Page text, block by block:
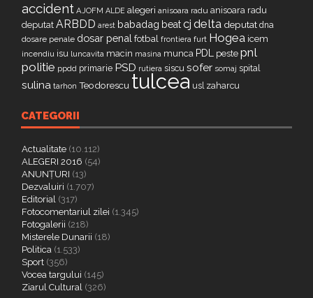
accident AJOFM ALDE alegeri anisoara radu anisoara radu
deputat ARBDD arest babadag beatcj delta deputat dna
dosare penale dosar penal fotbal frontiera furt Hogea icem
incendiu isu luncavita macin masina munca PDL peste pnl
politie ppdd primarie PSD rutiera siscu sofer somaj spital
sulina tarhon Teodorescu tulcea usl zaharcu
CATEGORII
Actualitate (10.112)
ALEGERI 2016 (54)
ANUNȚURI (13)
Dezvaluiri (1.707)
Editorial (317)
Fotocomentariul zilei (1.345)
Fotogalerii (218)
Misterele Dunarii (18)
Politica (1.533)
Sport (356)
Vocea targului (145)
Ziarul Cultural (326)